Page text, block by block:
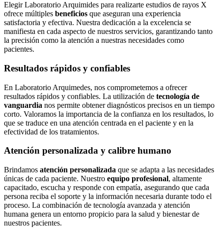
Elegir Laboratorio Arquimides para realizarte estudios de rayos X
ofrece múltiples beneficios que aseguran una experiencia
satisfactoria y efectiva. Nuestra dedicación a la excelencia se
manifiesta en cada aspecto de nuestros servicios, garantizando tanto
la precisión como la atención a nuestras necesidades como
pacientes.
Resultados rápidos y confiables
En Laboratorio Arquimedes, nos comprometemos a ofrecer
resultados rápidos y confiables. La utilización de tecnología de
vanguardia nos permite obtener diagnósticos precisos en un tiempo
corto. Valoramos la importancia de la confianza en los resultados, lo
que se traduce en una atención centrada en el paciente y en la
efectividad de los tratamientos.
Atención personalizada y calibre humano
Brindamos atención personalizada que se adapta a las necesidades
únicas de cada paciente. Nuestro equipo profesional, altamente
capacitado, escucha y responde con empatía, asegurando que cada
persona reciba el soporte y la información necesaria durante todo el
proceso. La combinación de tecnología avanzada y atención
humana genera un entorno propicio para la salud y bienestar de
nuestros pacientes.